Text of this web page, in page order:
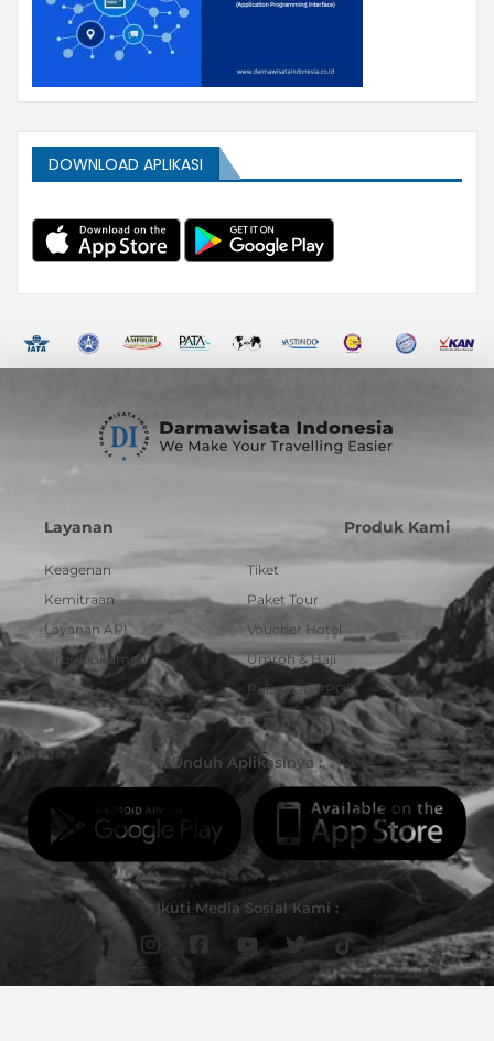
DOWNLOAD APLIKASI
Layanan
Keagenan
Kemitraan
Layanan API
Urus Dokumen
Produk Kami
Tiket
Paket Tour
Voucher Hotel
Umroh & Haji
Pulsa dan PPOB
Unduh Aplikasinya :
Ikuti Media Sosial Kami :